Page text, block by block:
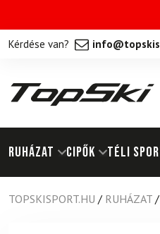
Kérdése van?
RUHÁZAT Cipők TÉLI
TOPSKISPORT.HU / RUHÁZAT /